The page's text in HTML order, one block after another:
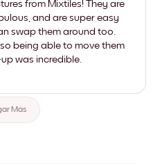
from Mixtiles! They are
and are super easy
swap them around too.
being able to move them
was incredible.
Más